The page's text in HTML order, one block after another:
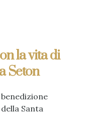
la vita di
Seton
Santa